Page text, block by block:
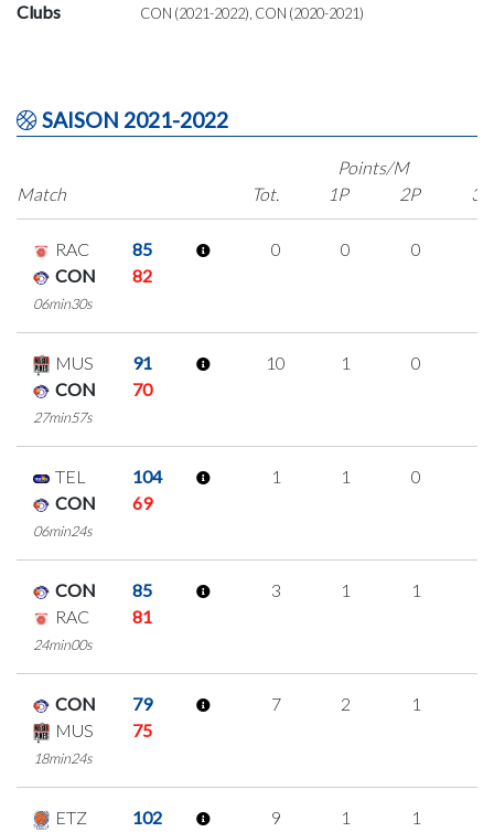
Clubs CON (2021-2022), CON (2020-2021)
SAISON 2021-2022
Match
Points/M
Tot.
1P 2P 3P
RAC
85
CON
82
06min30s
0 0 0
MUS
91
CON
70
27min57s
10 1 0
TEL
104
CON
69
06min24s
1 1 0
CON
85
RAC
81
24min00s
3 1 1
CON
79
MUS
75
18min24s
7 2 1
ETZ
102
9 1 1